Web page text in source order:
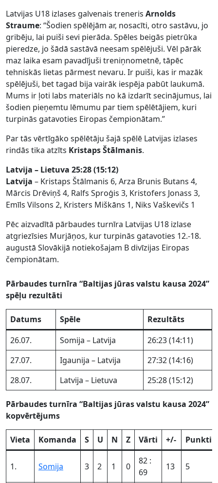
Latvijas U18 izlases galvenais treneris Arnolds
Straume: “Šodien spēlējām ar, nosacīti, otro sastāvu, jo
gribēju, lai puiši sevi pierāda. Spēles beigās pietrūka
pieredze, jo šādā sastāvā neesam spēlējuši. Vēl pārāk
maz laika esam pavadījuši treniņnometnē, tāpēc
tehniskās lietas pārmest nevaru. Ir puiši, kas ir mazāk
spēlējuši, bet tagad bija vairāk iespēja pabūt laukumā.
Mums ir ļoti labs materiāls no kā izdarīt secinājumus, lai
šodien pieņemtu lēmumu par tiem spēlētājiem, kuri
turpinās gatavoties Eiropas čempionātam.”
Par tās vērtīgāko spēlētāju šajā spēlē Latvijas izlases
rindās tika atzīts Kristaps Štālmanis.
Latvija – Lietuva 25:28 (15:12)
Latvija – Kristaps Štālmanis 6, Arza Brunis Butans 4,
Mārcis Drēviņš 4, Ralfs Sproģis 3, Kristofers Jonass 3,
Emīls Vilsons 2, Kristers Miškāns 1, Niks Vaškevičs 1
Pēc aizvadītā pārbaudes turnīra Latvijas U18 izlase
atgriezīsies Murjāņos, kur turpinās gatavoties 12.-18.
augustā Slovākijā notiekošajam B divīzijas Eiropas
čempionātam.
Pārbaudes turnīra “Baltijas jūras valstu kausa 2024”
spēļu rezultāti
Datums Spēle
Rezultāts
26.07.
Somija – Latvija
26:23 (14:11)
27.07.
Igaunija – Latvija
27:32 (14:16)
28.07.
Latvija – Lietuva 25:28 (15:12)
Pārbaudes turnīra “Baltijas jūras valstu kausa 2024”
kopvērtējums
Vieta Komanda S U N Z Vārti +/- Punkti
1. Somija 3 2 1 0
82 :
69
13 5